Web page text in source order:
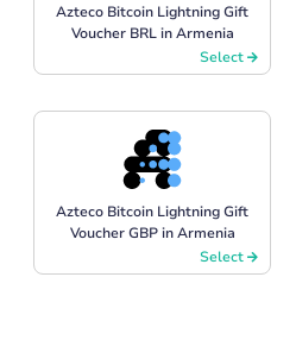
Azteco Bitcoin Lightning Gift
Voucher BRL in Armenia
Select
Azteco Bitcoin Lightning Gift
Voucher GBP in Armenia
Select